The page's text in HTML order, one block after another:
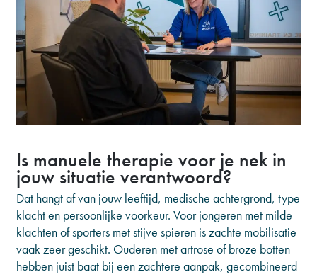
Is manuele therapie voor je nek in
jouw situatie verantwoord?
Dat hangt af van jouw leeftijd, medische achtergrond, type
klacht en persoonlijke voorkeur. Voor jongeren met milde
klachten of sporters met stijve spieren is zachte mobilisatie
vaak zeer geschikt. Ouderen met artrose of broze botten
hebben juist baat bij een zachtere aanpak, gecombineerd